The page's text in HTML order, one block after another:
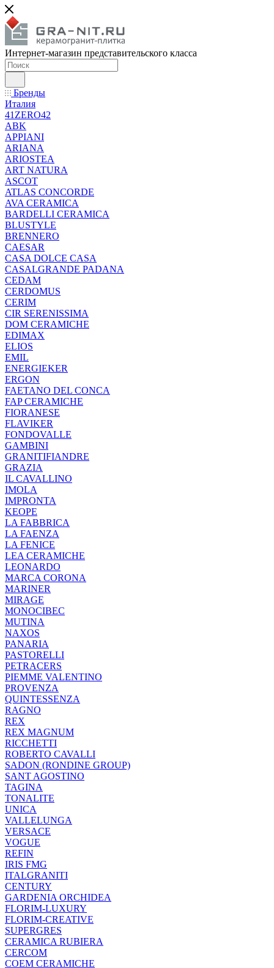
Интернет-магазин представительского класса
Бренды
Италия
41ZERO42
ABK
APPIANI
ARIANA
ARIOSTEA
ART NATURA
ASCOT
ATLAS CONCORDE
AVA CERAMICA
BARDELLI CERAMICA
BLUSTYLE
BRENNERO
CAESAR
CASA DOLCE CASA
CASALGRANDE PADANA
CEDAM
CERDOMUS
CERIM
CIR SERENISSIMA
DOM CERAMICHE
EDIMAX
ELIOS
EMIL
ENERGIEKER
ERGON
FAETANO DEL CONCA
FAP CERAMICHE
FIORANESE
FLAVIKER
FONDOVALLE
GAMBINI
GRANITIFIANDRE
GRAZIA
IL CAVALLINO
IMOLA
IMPRONTA
KEOPE
LA FABBRICA
LA FAENZA
LA FENICE
LEA CERAMICHE
LEONARDO
MARCA CORONA
MARINER
MIRAGE
MONOCIBEC
MUTINA
NAXOS
PANARIA
PASTORELLI
PETRACERS
PIEMME VALENTINO
PROVENZA
QUINTESSENZA
RAGNO
REX
REX MAGNUM
RICCHETTI
ROBERTO CAVALLI
SADON (RONDINE GROUP)
SANT AGOSTINO
TAGINA
TONALITE
UNICA
VALLELUNGA
VERSACE
VOGUE
REFIN
IRIS FMG
ITALGRANITI
CENTURY
GARDENIA ORCHIDEA
FLORIM-LUXURY
FLORIM-CREATIVE
SUPERGRES
CERAMICA RUBIERA
CERCOM
COEM CERAMICHE